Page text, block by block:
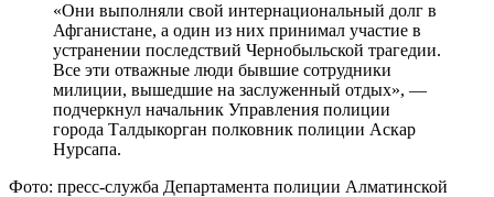
«Они выполняли свой интернациональный долг в
Афганистане, а один из них принимал участие в
устранении последствий Чернобыльской трагедии.
Все эти отважные люди бывшие сотрудники
милиции, вышедшие на заслуженный отдых», —
подчеркнул начальник Управления полиции
города Талдыкорган полковник полиции Аскар
Нурсапа.
Фото: пресс-служба Департамента полиции Алматинской